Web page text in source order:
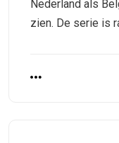
Nederland als
zien. De serie is